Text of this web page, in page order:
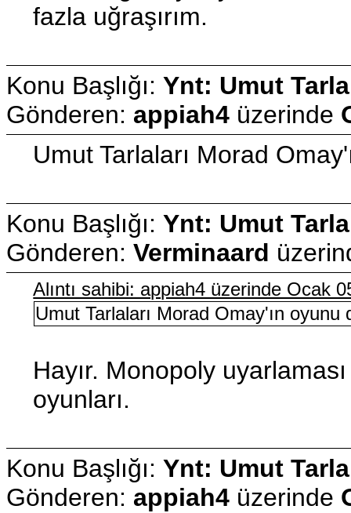
fazla uğraşırım.
Konu Başlığı: Ynt: Umut
Gönderen: appiah4 üzerinde
Umut Tarlaları Morad
Konu Başlığı: Ynt: Umut
Gönderen: Verminaard
Alıntı sahibi: appiah4 üzerinde Ocak
Umut Tarlaları Morad Omay'ın oyunu
Hayır. Monopoly
oyunları.
Konu Başlığı: Ynt: Umut
Gönderen: appiah4 üzerinde